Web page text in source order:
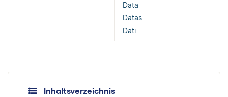
Data
Datas
Dati
Inhaltsverzeichnis